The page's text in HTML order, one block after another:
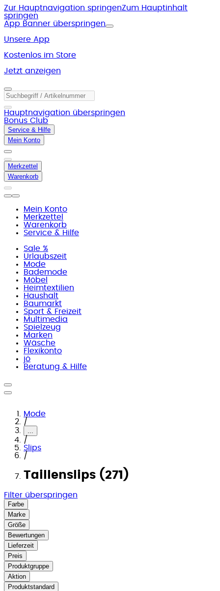
Zur Hauptnavigation springenZum Hauptinhalt
springen
App Banner überspringen
Unsere App
Kostenlos im Store
Jetzt anzeigen
Hauptnavigation überspringen
Bonus Club
Service & Hilfe
Mein Konto
Merkzettel
Warenkorb
Mein Konto
Merkzettel
Warenkorb
Service & Hilfe
Sale %
Urlaubszeit
Mode
Bademode
Möbel
Heimtextilien
Haushalt
Baumarkt
Sport & Freizeit
Multimedia
Spielzeug
Marken
Wäsche
Flexikonto
jö
Beratung & Hilfe
Mode
/
...
/
Slips
/
Taillenslips (271)
Filter überspringen
Farbe
Marke
Größe
Bewertungen
Lieferzeit
Preis
Produktgruppe
Aktion
Produktstandard